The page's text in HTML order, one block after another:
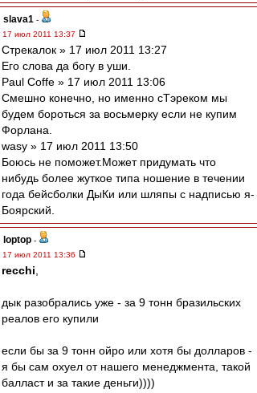
slava1 -
17 июл 2011 13:37
Стрекалок » 17 июл 2011 13:27
Его слова да богу в уши.
Paul Coffe » 17 июл 2011 13:06
Смешно конечно, но именно сТэреком мы
будем бороться за восьмерку если не купим
Форлана.
wasy » 17 июл 2011 13:50
Боюсь не поможет.Может придумать что
нибудь более жуткое типа ношение в течении
года бейсболки ДыКи или шляпы с надписью я-
Боярский.
loptop -
17 июл 2011 13:36
recchi
дык разобрались уже - за 9 тонн бразильских
реалов его купили
если бы за 9 тонн ойро или хотя бы долларов -
я бы сам охуел от нашего менеджмента, такой
балласт и за такие деньги))))